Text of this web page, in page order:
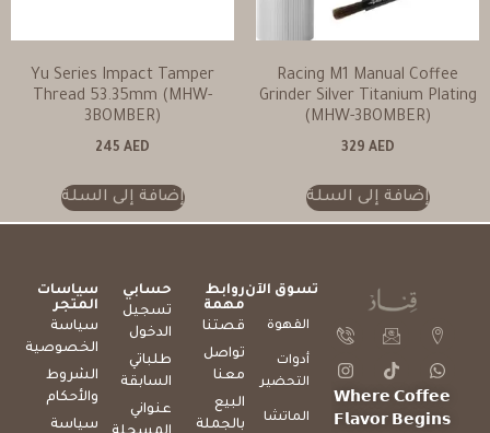
Racing M1 Manual Coffee
Grinder Silver Titanium Plating
(MHW-3BOMBER)
329 AED
إضافة إلى السلة
Yu Series Impact Tamper
Thread 53.35mm (MHW-
3BOMBER)
245 AED
إضافة إلى السلة
𝗪𝗵𝗲𝗿𝗲 𝗖𝗼𝗳𝗳𝗲𝗲
𝗙𝗹𝗮𝘃𝗼𝗿 𝗕𝗲𝗴𝗶𝗻𝘀
تسوق الآن
القهوة
أدوات
التحضير
الماتشا
روابط
مهمة
قصتنا
تواصل
معنا
البيع
بالجملة
حسابي
تسجيل
الدخول
طلباتي
السابقة
عنواني
سياسات
المتجر
سياسة
الخصوصية
الشروط
والأحكام
سياسة